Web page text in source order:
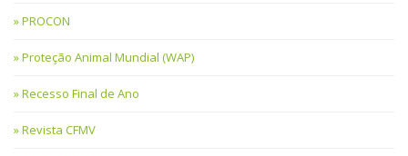
PROCON
Proteção Animal Mundial (WAP)
Recesso Final de Ano
Revista CFMV